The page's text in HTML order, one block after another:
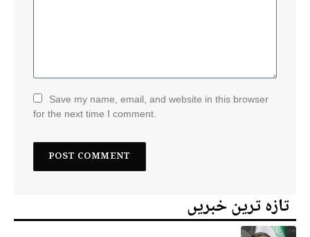
Save my name, email, and website in this browser
for the next time I comment.
تازہ ترین خبریں